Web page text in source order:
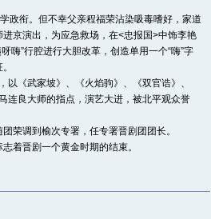
政衔。但不幸父亲程福荣沾染吸毒嗜好，家道
京演出，为应急救场，在<忠报国>中饰李艳
嗨”行腔进行大胆改革，创造单用一个“嗨”字
《武家坡》、《火焰驹》、《双官诰》、
连良大师的指点，演艺大进，被北平观众誉
荣调到榆次专署，任专署晋剧团团长。
着晋剧一个黄金时期的结束。